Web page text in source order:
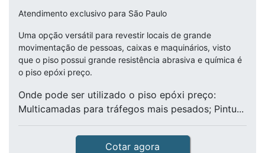
Atendimento exclusivo para São Paulo
Uma opção versátil para revestir locais de grande
movimentação de pessoas, caixas e maquinários, visto
que o piso possui grande resistência abrasiva e química é
o piso epóxi preço.
Onde pode ser utilizado o piso epóxi preço:
Multicamadas para tráfegos mais pesados; Pintu...
Cotar agora